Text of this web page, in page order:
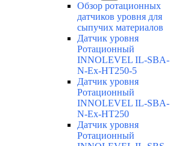
Обзор ротационных
датчиков уровня для
сыпучих материалов
Датчик уровня
Ротационный
INNOLEVEL IL-SBA-
N-Ex-HT250-5
Датчик уровня
Ротационный
INNOLEVEL IL-SBA-
N-Ex-HT250
Датчик уровня
Ротационный